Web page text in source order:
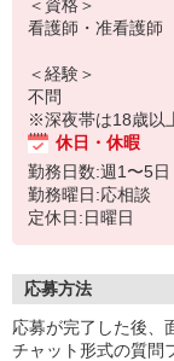
＜資格＞
看護師・准看護
＜経験＞
不問
※深夜帯は18歳以
休日・休暇
勤務日数:週1〜5日
勤務曜日:応相談
定休日:日曜日
応募方法
応募が完了した後、
チャット形式の質問